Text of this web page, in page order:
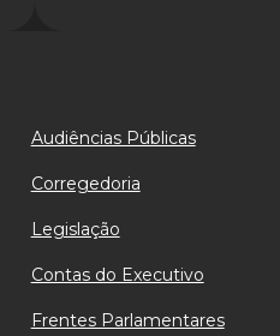
Audiências Públicas
Corregedoria
Legislação
Contas do Executivo
Frentes Parlamentares